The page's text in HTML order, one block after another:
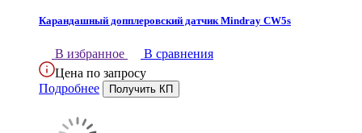
Карандашный допплеровский датчик Mindray CW5s
В избранное
В сравнения
Цена по запросу
Подробнее